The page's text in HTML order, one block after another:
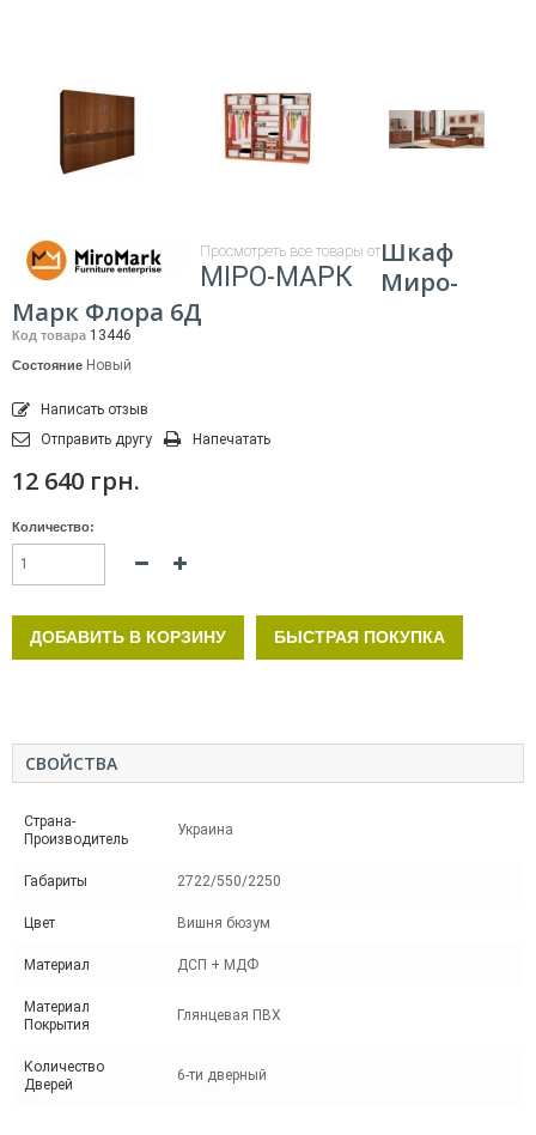
Просмотреть все товары от
МІРО-МАРК
Шкаф
Миро-
Марк Флора 6Д
Код товара 13446
Состояние Новый
Написать отзыв
Отправить другу
Напечатать
12 640 грн.
Количество:
ДОБАВИТЬ В КОРЗИНУ БЫСТРАЯ ПОКУПКА
СВОЙСТВА
Страна-
Производитель
Украина
Габариты 2722/550/2250
Цвет Вишня бюзум
Материал ДСП + МДФ
Материал
Покрытия
Глянцевая ПВХ
Количество
Дверей
6-ти дверный